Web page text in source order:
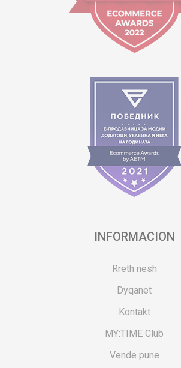
INFORMACION
Rreth nesh
Dyqanet
Kontakt
MY:TIME Club
Vende pune